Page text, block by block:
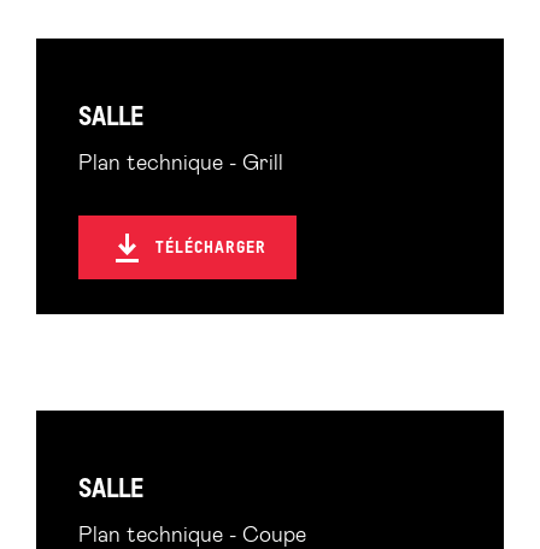
SALLE
Plan technique - Grill
TÉLÉCHARGER
SALLE
Plan technique - Coupe